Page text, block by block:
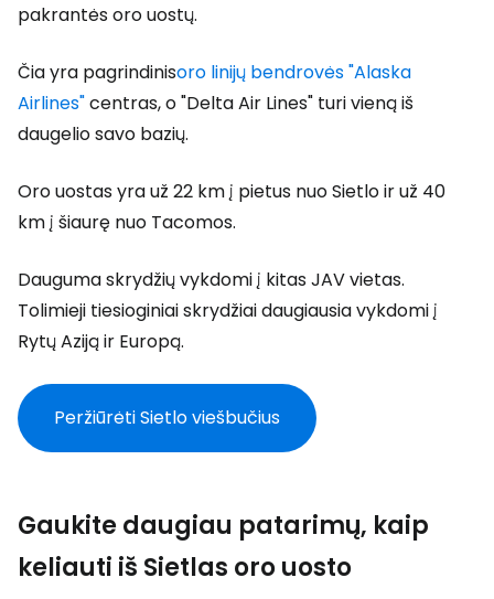
pakrantės oro uostų.
Čia yra pagrindinisoro linijų bendrovės "Alaska
Airlines"centras, o "Delta Air Lines" turi vieną iš
daugelio savo bazių.
Oro uostas yra už 22 km į pietus nuo Sietlo ir už 40
km į šiaurę nuo Tacomos.
Dauguma skrydžių vykdomi į kitas JAV vietas.
Tolimieji tiesioginiai skrydžiai daugiausia vykdomi į
Rytų Aziją ir Europą.
Peržiūrėti Sietlo viešbučius
Gaukite daugiau patarimų, kaip
keliauti iš Sietlas oro uosto